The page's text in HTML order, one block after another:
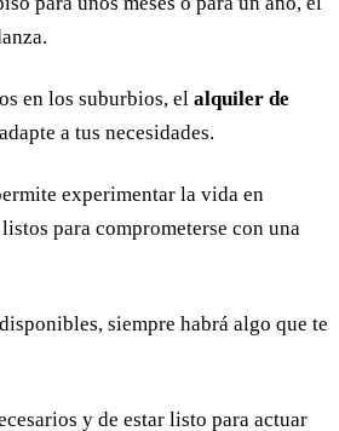
en los suburbios, el alquiler de
a tus necesidades.
experimentar la vida en
para comprometerse con una
siempre habrá algo que te
y de estar listo para actuar